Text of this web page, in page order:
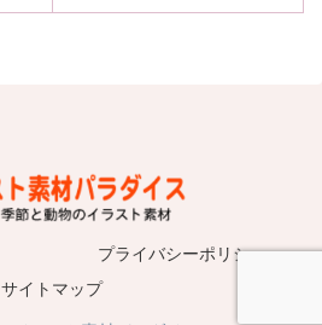
プライバシーポリシー
サイトマップ